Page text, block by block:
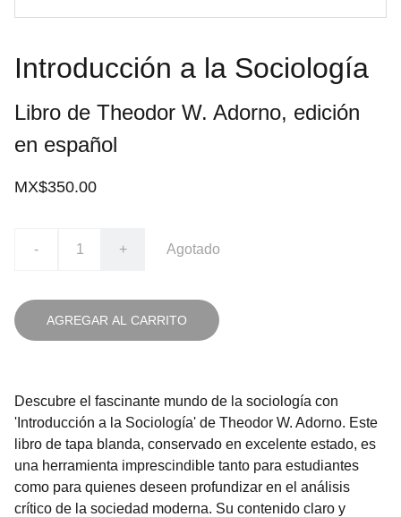
Introducción a la Sociología
Libro de Theodor W. Adorno, edición
en español
MX$350.00
- + Agotado
AGREGAR AL CARRITO
Descubre el fascinante mundo de la sociología con
'Introducción a la Sociología' de Theodor W. Adorno. Este
libro de tapa blanda, conservado en excelente estado, es
una herramienta imprescindible tanto para estudiantes
como para quienes deseen profundizar en el análisis
crítico de la sociedad moderna. Su contenido claro y